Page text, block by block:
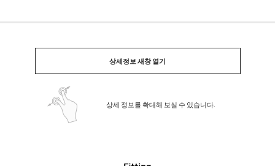
상세정보 새창 열기
상세 정보를 확대해 보실 수 있습니다.